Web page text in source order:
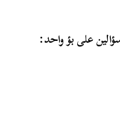
على بؤ واحد: